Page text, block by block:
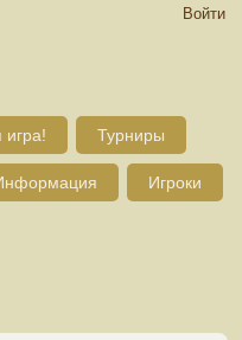
Войти
игра! Турниры
Игроки